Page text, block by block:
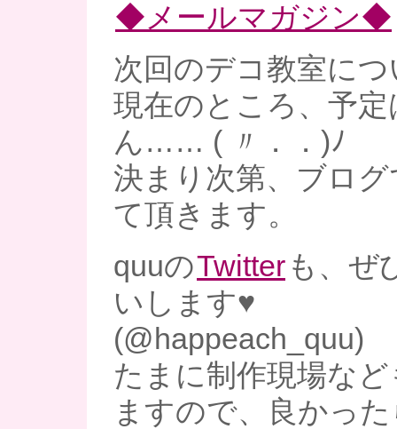
◆メールマガジン◆
次回のデコ教室に
現在のところ、予
ん…… ( 〃．．)ﾉ
決まり次第、ブロ
て頂きます。
quuのTwitter も、ぜ
いします♥
(@happeach_quu)
たまに制作現場な
ますので、良かっ